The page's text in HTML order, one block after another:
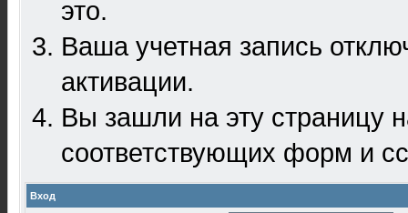
это.
Ваша учетная запись
активации.
Вы зашли на эту
соответствующих форм и
Вход